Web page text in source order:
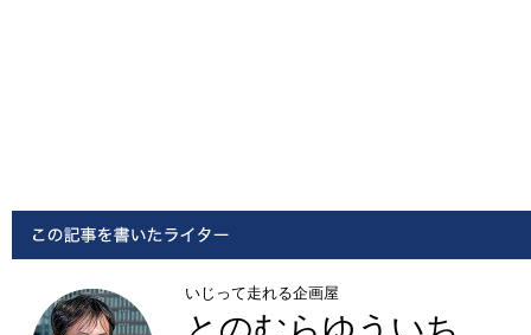
いじって走れる企画屋